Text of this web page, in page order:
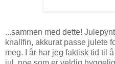
...sammen med dette!
knallfin, akkurat passe julete
meg. I år har jeg faktisk tid til